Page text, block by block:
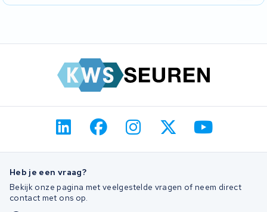
Heb je een vraag?
Bekijk onze pagina met veelgestelde vragen of neem direct
contact met ons op.